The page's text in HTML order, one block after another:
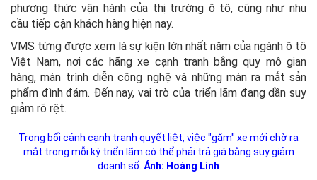
phương thức vận hành của thị trường ô tô, cũng như nhu
cầu tiếp cận khách hàng hiện nay.
VMS từng được xem là sự kiện lớn nhất năm của ngành ô tô
Việt Nam, nơi các hãng xe cạnh tranh bằng quy mô gian
hàng, màn trình diễn công nghệ và những màn ra mắt sản
phẩm đình đám. Đến nay, vai trò của triển lãm đang dần suy
giảm rõ rệt.
Trong bối cảnh cạnh tranh quyết liệt, việc "găm" xe mới chờ ra
mắt trong mỗi kỳ triển lãm có thể phải trả giá bằng suy giảm
doanh số. Ảnh: Hoàng Linh